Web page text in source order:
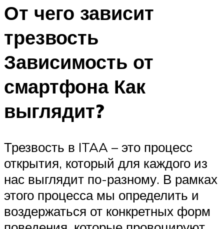
От чего зависит
трезвость
Зависимость от
смартфона Как
выглядит?
Трезвость в ITAA – это процесс
открытия, который для каждого из
нас выглядит по-разному. В рамках
этого процесса мы определить и
воздержаться от конкретных форм